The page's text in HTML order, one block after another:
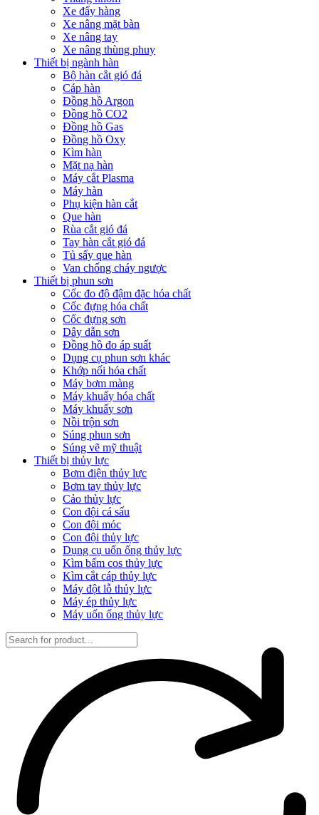
Xe đẩy hàng
Xe nâng mặt bàn
Xe nâng tay
Xe nâng thùng phuy
Thiết bị ngành hàn
Bộ hàn cắt gió đá
Cáp hàn
Đồng hồ Argon
Đồng hồ CO2
Đồng hồ Gas
Đồng hồ Oxy
Kìm hàn
Mặt nạ hàn
Máy cắt Plasma
Máy hàn
Phụ kiện hàn cắt
Que hàn
Rùa cắt gió đá
Tay hàn cắt gió đá
Tủ sấy que hàn
Van chống cháy ngược
Thiết bị phun sơn
Cốc đo độ đậm đặc hóa chất
Cốc đựng hóa chất
Cốc đựng sơn
Dây dẫn sơn
Đồng hồ đo áp suất
Dụng cụ phun sơn khác
Khớp nối hóa chất
Máy bơm màng
Máy khuấy hóa chất
Máy khuấy sơn
Nồi trộn sơn
Súng phun sơn
Súng vẽ mỹ thuật
Thiết bị thủy lực
Bơm điện thủy lực
Bơm tay thủy lực
Cảo thủy lực
Con đội cá sấu
Con đội móc
Con đội thủy lực
Dụng cụ uốn ống thủy lực
Kìm bấm cos thủy lực
Kìm cắt cáp thủy lực
Máy đột lỗ thủy lực
Máy ép thủy lực
Máy uốn ống thủy lực